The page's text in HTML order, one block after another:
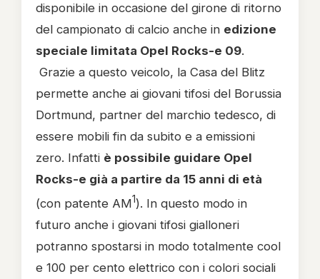
disponibile in occasione del girone di ritorno
del campionato di calcio anche in edizione
speciale limitata Opel Rocks-e 09.
Grazie a questo veicolo, la Casa del Blitz
permette anche ai giovani tifosi del Borussia
Dortmund, partner del marchio tedesco, di
essere mobili fin da subito e a emissioni
zero. Infatti è possibile guidare Opel
Rocks-e già a partire da 15 anni di età
(con patente AM1). In questo modo in
futuro anche i giovani tifosi gialloneri
potranno spostarsi in modo totalmente cool
e 100 per cento elettrico con i colori sociali